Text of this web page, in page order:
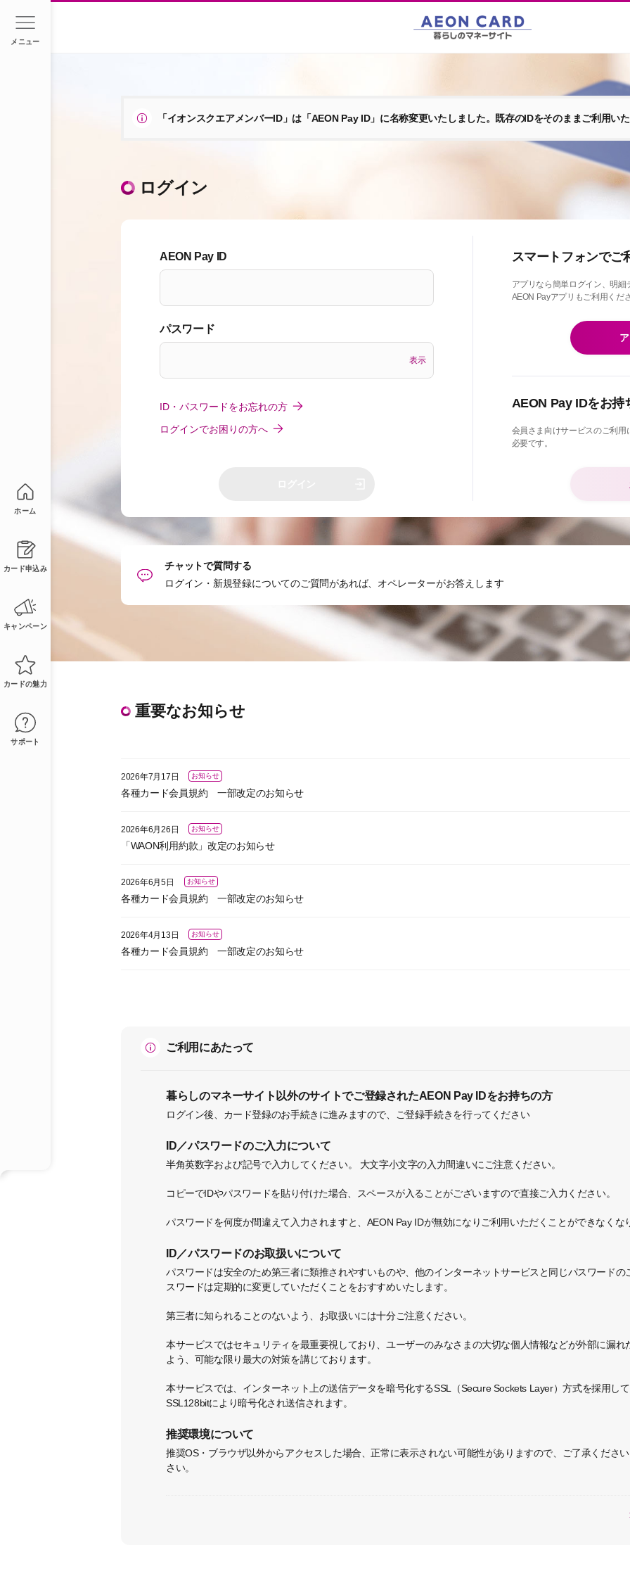
「イオンスクエアメンバーID」は「AEON Pay ID」に名称変更いたしました。既存のIDをそのままご利用い
ログイン
AEON Pay ID
パスワード
表示
ID・パスワードをお忘れの方
ログインでお困りの方へ
スマートフォンでご
アプリなら簡単ログイン、明細
AEON Payアプリもご利用くだ
AEON Pay IDをお持
会員さま向けサービスのご利用
必要です。
チャットで質問する
ログイン・新規登録についてのご質問があれば、オペレーターがお答えします
重要なお知らせ
2026年7月17日 お知らせ
各種カード会員規約 一部改定のお知らせ
2026年6月26日 お知らせ
「WAON利用約款」改定のお知らせ
2026年6月5日 お知らせ
各種カード会員規約 一部改定のお知らせ
2026年4月13日 お知らせ
各種カード会員規約 一部改定のお知らせ
ご利用にあたって
暮らしのマネーサイト以外のサイトでご登録されたAEON Pay IDをお持ちの方
ログイン後、カード登録のお手続きに進みますので、ご登録手続きを行ってください
ID／パスワードのご入力について
半角英数字および記号で入力してください。 大文字小文字の入力間違いにご注意ください。
コピーでIDやパスワードを貼り付けた場合、スペースが入ることがございますので直接ご入力ください。
パスワードを何度か間違えて入力されますと、AEON Pay IDが無効になりご利用いただくことができなくな
ID／パスワードのお取扱いについて
パスワードは安全のため第三者に類推されやすいものや、他のインターネットサービスと同じパスワードの
スワードは定期的に変更していただくことをおすすめいたします。
第三者に知られることのないよう、お取扱いには十分ご注意ください。
本サービスではセキュリティを最重要視しており、ユーザーのみなさまの大切な個人情報などが外部に漏
よう、可能な限り最大の対策を講じております。
本サービスでは、インターネット上の送信データを暗号化するSSL（Secure Sockets Layer）方式を採用し
SSL128bitにより暗号化され送信されます。
推奨環境について
推奨OS・ブラウザ以外からアクセスした場合、正常に表示されない可能性がありますので、ご了承くださ
さい。
メニュー
ホーム
カード申込み
キャンペーン
カードの魅力
サポート